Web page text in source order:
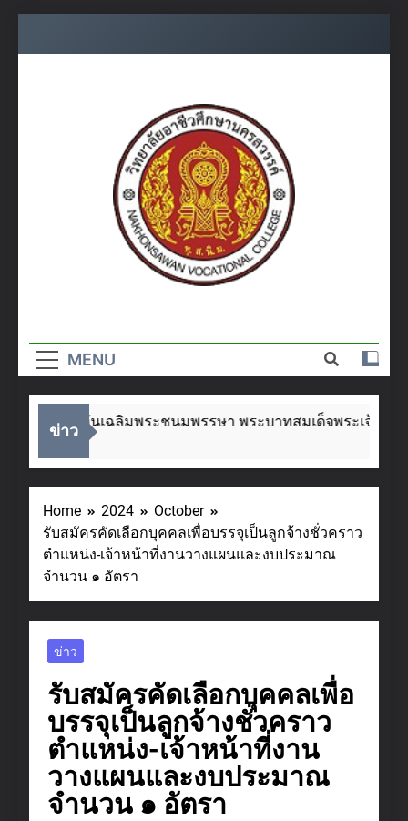
อาชีวศึกษา
นครสวรรค์
MENU
ข่าว
ในโอกาสวันเฉลิมพระชนมพรรษา พระบาทสมเด็จพระเจ้าอยู่หั
Home 2024
October
รับสมัครคัดเลือกบุคคลเพื่อบรรจุเป็นลูกจ้างชั่วคราว
ตำแหน่ง-เจ้าหน้าที่งานวางแผนและงบประมาณ
จำนวน ๑ อัตรา
ข่าว
รับสมัครคัดเลือกบุคคลเพื่อ
บรรจุเป็นลูกจ้างชั่วคราว
ตำแหน่ง-เจ้าหน้าที่งาน
วางแผนและงบประมาณ
จำนวน ๑ อัตรา